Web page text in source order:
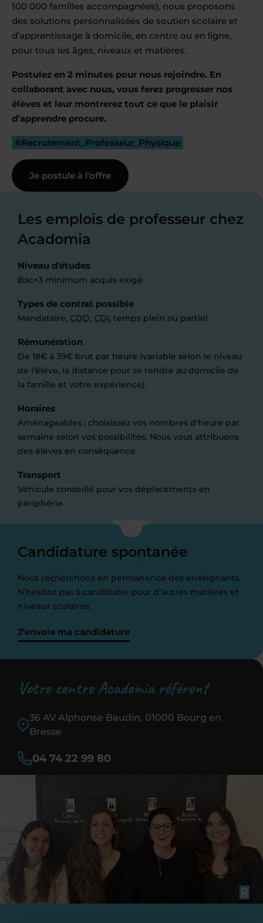
100 000 familles accompagnées), nous proposons
des solutions personnalisées de soutien scolaire et
d’apprentissage à domicile, en centre ou en ligne,
pour tous les âges, niveaux et matières.
Postulez en 2 minutes pour nous rejoindre. En
collaborant avec nous, vous ferez progresser nos
élèves et leur montrerez tout ce que le plaisir
d’apprendre procure.
#Recrutement_Professeur_Physique
Je postule à l'offre
Les emplois de professeur chez
Acadomia
Niveau d'études
Bac+3 minimum acquis exigé
Types de contrat possible
Mandataire, CDD, CDI, temps plein ou partiel.
Rémunération
De 18€ à 39€ brut par heure (variable selon le niveau
de l’élève, la distance pour se rendre au domicile de
la famille et votre expérience).
Horaires
Aménageables : choisissez vos nombres d'heure par
semaine selon vos possibilités. Nous vous attribuons
des élèves en conséquence.
Transport
Véhicule conseillé pour vos déplacements en
périphérie.
Candidature spontanée
Nous recherchons en permanence des enseignants.
N’hésitez pas à candidater pour d’autres matières et
niveaux scolaires.
J’envoie ma candidature
Votre centre Acadomia référent
36 AV Alphonse Baudin, 01000 Bourg en
Bresse
04 74 22 99 80